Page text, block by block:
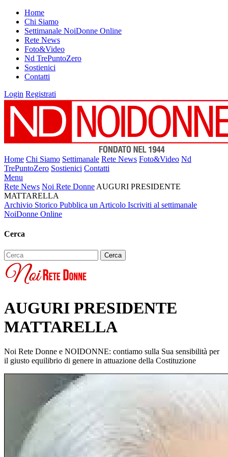
Home
Chi Siamo
Settimanale NoiDonne Online
Rete News
Foto&Video
Nd TrePuntoZero
Sostienici
Contatti
Login Registrati
Home Chi Siamo Settimanale Rete News Foto&Video Nd
TrePuntoZero Sostienici Contatti
Menu
Rete News Noi Rete Donne AUGURI PRESIDENTE
MATTARELLA
Archivio Storico Pubblica un Articolo Iscriviti al settimanale
NoiDonne Online
Cerca
AUGURI PRESIDENTE
MATTARELLA
Noi Rete Donne e NOIDONNE: contiamo sulla Sua sensibilità per
il giusto equilibrio di genere in attuazione della Costituzione